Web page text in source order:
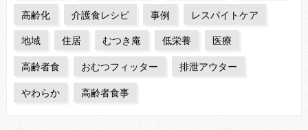
高齢化 介護食レシピ 事例 レスパイトケア
地域 住居 むつき庵 低栄養 医療
高齢者食 おむつフィッター 排泄アウター
やわらか 高齢者食事